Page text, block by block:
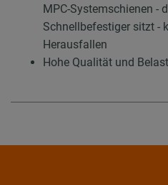
MPC-Systemschienen -
Schnellbefestiger sitzt -
Herausfallen
Hohe Qualität und